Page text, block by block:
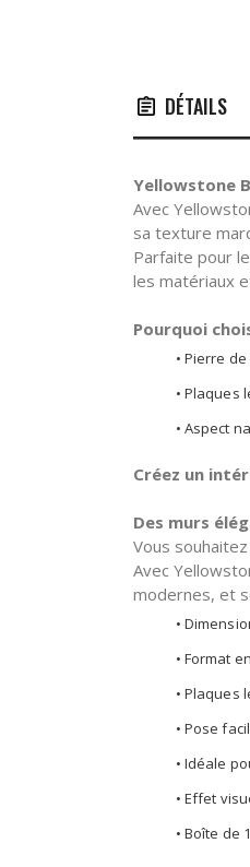
DÉTAILS
Yellowstone
Avec
sa texture
Parfaite pour
les matériaux
Pourquoi
• Pierre
• Plaques
• Aspect
Créez un
Des murs
Vous
Avec
modernes, et
•
• Format
• Plaques
• Pose
• Idéale
• Effet
• Boîte de